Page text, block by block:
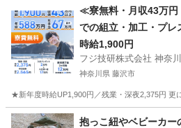
その他 昆虫
≪寮無料・月収43万
での組立・加工・プレ
時給1,900円
フジ技研株式会社 神奈
神奈川県 藤沢市
★新年度時給UP1,900円／残業・深夜2,375円
神奈川 藤沢市 その他
抱っこ紐やベビーカー